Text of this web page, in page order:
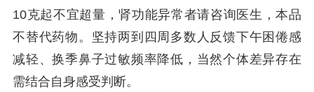
10克起不宜超量，肾功能异常者请咨询医生，本品
不替代药物。坚持两到四周多数人反馈下午困倦感
减轻、换季鼻子过敏频率降低，当然个体差异存在
需结合自身感受判断。